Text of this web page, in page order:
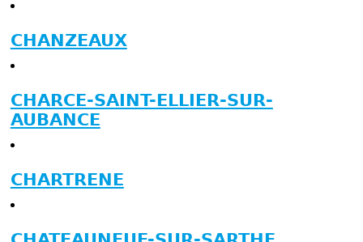
CHANZEAUX
CHARCE-SAINT-ELLIER-SUR-
AUBANCE
CHARTRENE